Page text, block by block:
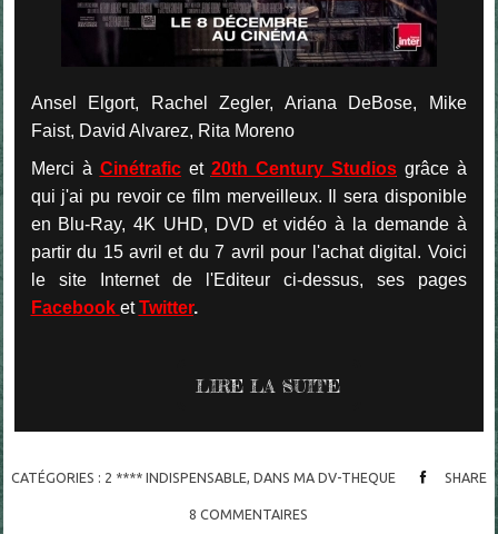
Ansel Elgort, Rachel Zegler, Ariana DeBose, Mike
Faist, David Alvarez, Rita Moreno
Merci à Cinétraficet 20th Century Studios grâce à
qui j'ai pu revoir ce film merveilleux. Il sera disponible
en Blu-Ray, 4K UHD, DVD et vidéo à la demande à
partir du 15 avril et du 7 avril pour l'achat digital. Voici
le site Internet de l'Editeur ci-dessus, ses pages
Facebook etTwitter.
LIRE LA SUITE
CATÉGORIES : 2 **** INDISPENSABLE, DANS MA DV-THEQUE SHARE
8 COMMENTAIRES